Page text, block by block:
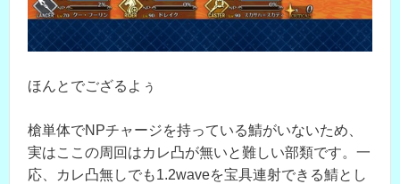
ほんとでござるよぅ
槍単体でNPチャージを持っている鯖がいないため、
実はここの周回はカレ凸が無いと難しい部類です。一
応、カレ凸無しでも1.2waveを宝具連射できる鯖とし